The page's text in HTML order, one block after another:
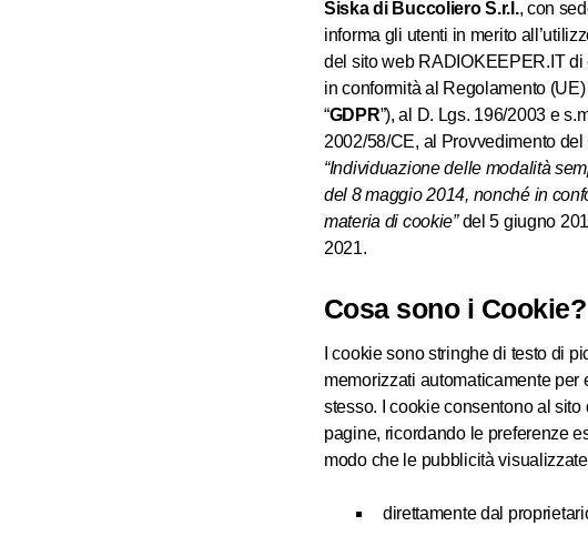
Siska di Buccoliero S.r.l., con
informa gli utenti in merito
del sito web RADIOKEEPER.IT
in conformità al Regolamento
“GDPR”), al D. Lgs. 196/2003 e
2002/58/CE, al Provvedimento
“Individuazione delle modalità
del 8 maggio 2014, nonché in
materia di cookie”del 5 giugno
2021.
Cosa sono i Cookie?
I cookie sono stringhe di testo di
memorizzati automaticamente
stesso. I cookie consentono al
pagine, ricordando le preferenze
modo che le pubblicità
direttamente dal